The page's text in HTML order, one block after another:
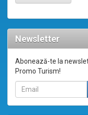
Newsletter
Abonează-te la
Promo Turism!